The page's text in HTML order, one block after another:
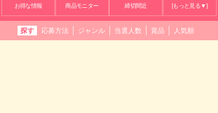
お得な情報 商品モニター 締切間近 [もっと見る▼]
探す 応募方法 ジャンル 当選人数 賞品 人気順